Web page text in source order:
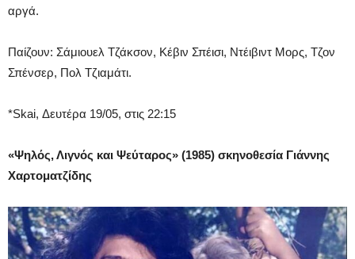
αργά.
Παίζουν: Σάμιουελ Τζάκσον, Κέβιν Σπέισι, Ντέιβιντ Μορς, Τζον
Σπένσερ, Πολ Τζιαμάτι.
*Skai, Δευτέρα 19/05, στις 22:15
«Ψηλός, Λιγνός και Ψεύταρος» (1985) σκηνοθεσία Γιάννης
Χαρτοματζίδης